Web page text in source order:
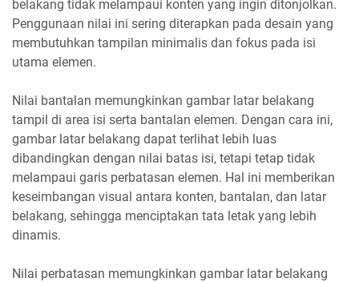
belakang tidak melampaui konten yang ingin ditonjolkan.
Penggunaan nilai ini sering diterapkan pada desain yang
membutuhkan tampilan minimalis dan fokus pada isi
utama elemen.
Nilai bantalan memungkinkan gambar latar belakang
tampil di area isi serta bantalan elemen. Dengan cara ini,
gambar latar belakang dapat terlihat lebih luas
dibandingkan dengan nilai batas isi, tetapi tetap tidak
melampaui garis perbatasan elemen. Hal ini memberikan
keseimbangan visual antara konten, bantalan, dan latar
belakang, sehingga menciptakan tata letak yang lebih
dinamis.
Nilai perbatasan memungkinkan gambar latar belakang